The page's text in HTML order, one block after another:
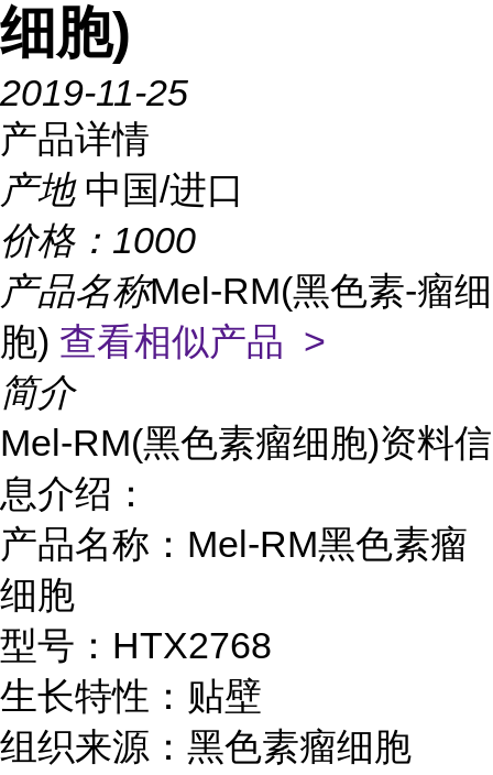
细胞)
2019-11-25
产品详情
产地 中国/进口
价格： 1000
产品名称Mel-RM(黑色素-瘤细
胞) 查看相似产品 >
简介
Mel-RM(黑色素瘤细胞)资料信
息介绍：
产品名称：Mel-RM黑色素瘤
细胞
型号：HTX2768
生长特性：贴壁
组织来源：黑色素瘤细胞